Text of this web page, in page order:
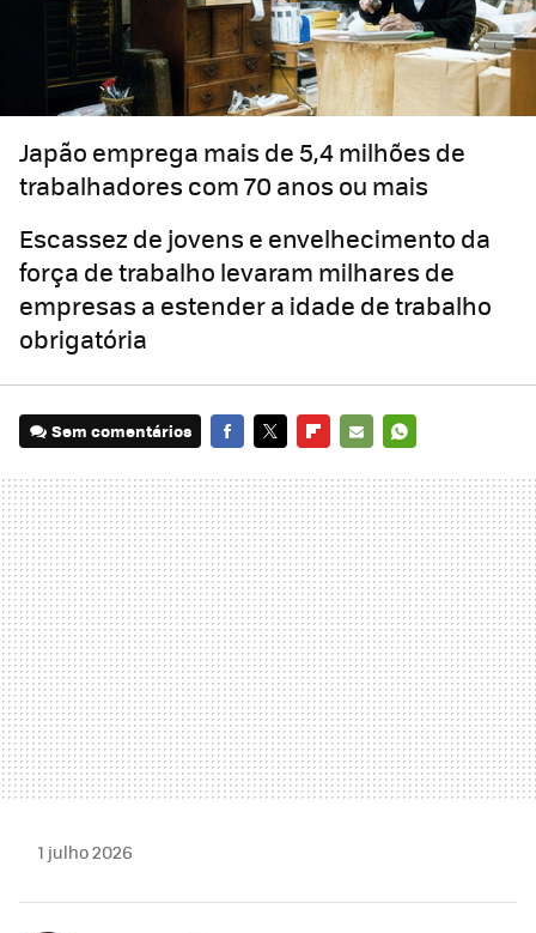
Japão emprega mais de 5,4 milhões de
trabalhadores com 70 anos ou mais
Escassez de jovens e envelhecimento da
força de trabalho levaram milhares de
empresas a estender a idade de trabalho
obrigatória
Sem comentários
MAIL
1 julho 2026